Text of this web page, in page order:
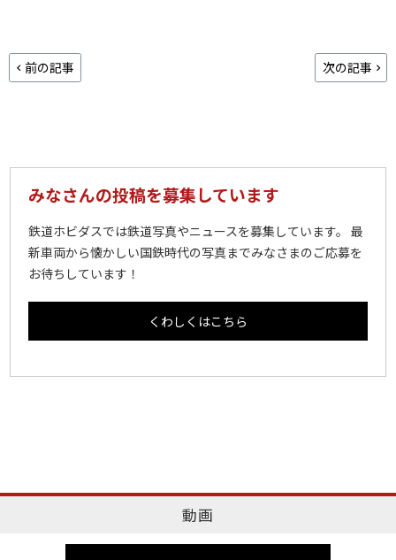
前の記事 次の記事
みなさんの投稿を募集しています
鉄道ホビダスでは鉄道写真やニュースを募集しています。 最
新車両から懐かしい国鉄時代の写真までみなさまのご応募を
お待ちしています！
くわしくはこちら
動画